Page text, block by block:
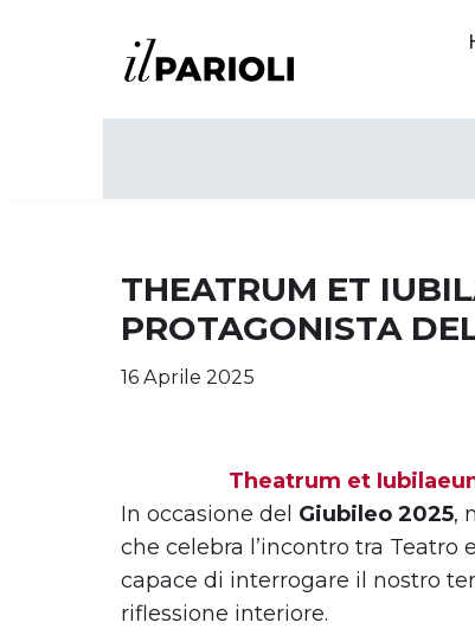
THEATRUM ET
PROTAGONISTA
16 Aprile 2025
Theatrum et
In occasione del Giubileo 2025,
che celebra l’incontro tra
capace di interrogare il nostro
riflessione interiore.